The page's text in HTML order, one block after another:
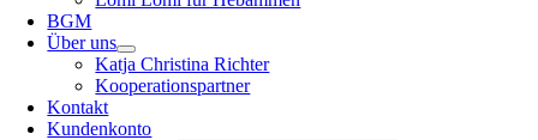
BGM
Über uns
Katja Christina Richter
Kooperationspartner
Kontakt
Kundenkonto